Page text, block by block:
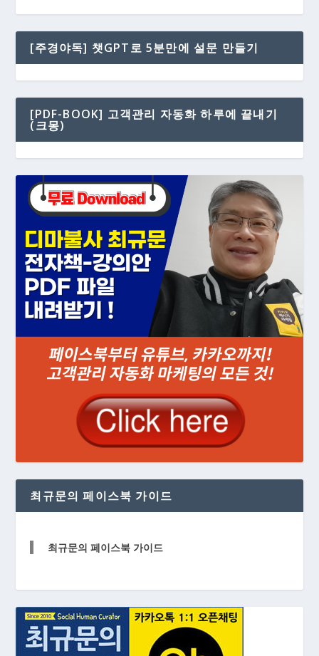
[주경야독] 챗GPT로 5분만에 설문 만들기
[PDF-BOOK] 고객관리 자동화 하루에 끝내기
(크몽)
최규문의 페이스북 가이드
최규문의 페이스북 가이드